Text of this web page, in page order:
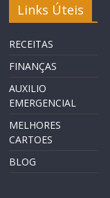
Links Úteis
RECEITAS
FINANÇAS
AUXILIO
EMERGENCIAL
MELHORES
CARTOES
BLOG